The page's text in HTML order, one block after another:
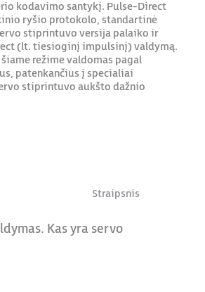
kodavimo santykį. Pulse-Direct
ryšio protokolo, standartinė
stiprintuvo versija palaiko ir
(lt. tiesioginį impulsinį) valdymą.
režime valdomas pagal
patenkančius į specialiai
stiprintuvo aukšto dažnio
Straipsnis
Kas yra servo